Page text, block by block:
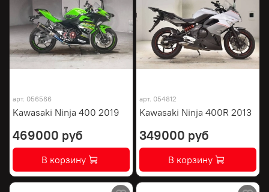
арт. 056566
Kawasaki Ninja 400 2019
469000 руб
В корзину
арт. 054812
Kawasaki Ninja 400R 2013
349000 руб
В корзину